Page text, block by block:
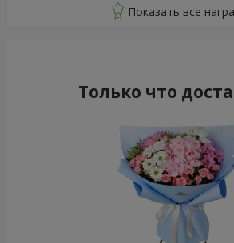
Только что